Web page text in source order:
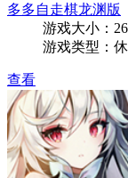
多多自走棋龙渊版
游戏大小：
游戏类型：
查看